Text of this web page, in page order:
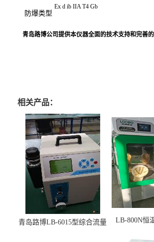
防爆类型
Ex d ib IIA T4 Gb
青岛路博公司提供本仪器全面的技术支持和完善的
相关产品：
青岛路博LB-6015型综合流量
LB-800N恒